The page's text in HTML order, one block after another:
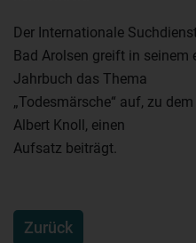
Der Internationale
Bad Arolsen greift in
Jahrbuch das Thema
„Todesmärsche“ auf, zu
Albert Knoll, einen
Aufsatz beiträgt.
Zurück